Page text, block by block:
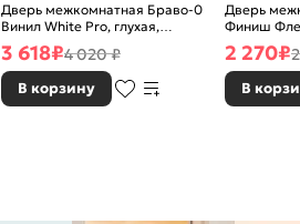
Дверь межкомнатная Браво-0
Винил White Pro, глухая,
каркасно-щитовая
3 618₽4 020 ₽
В корзину
Дверь
Финиш
Л-11
каркасно-
2 270₽
В